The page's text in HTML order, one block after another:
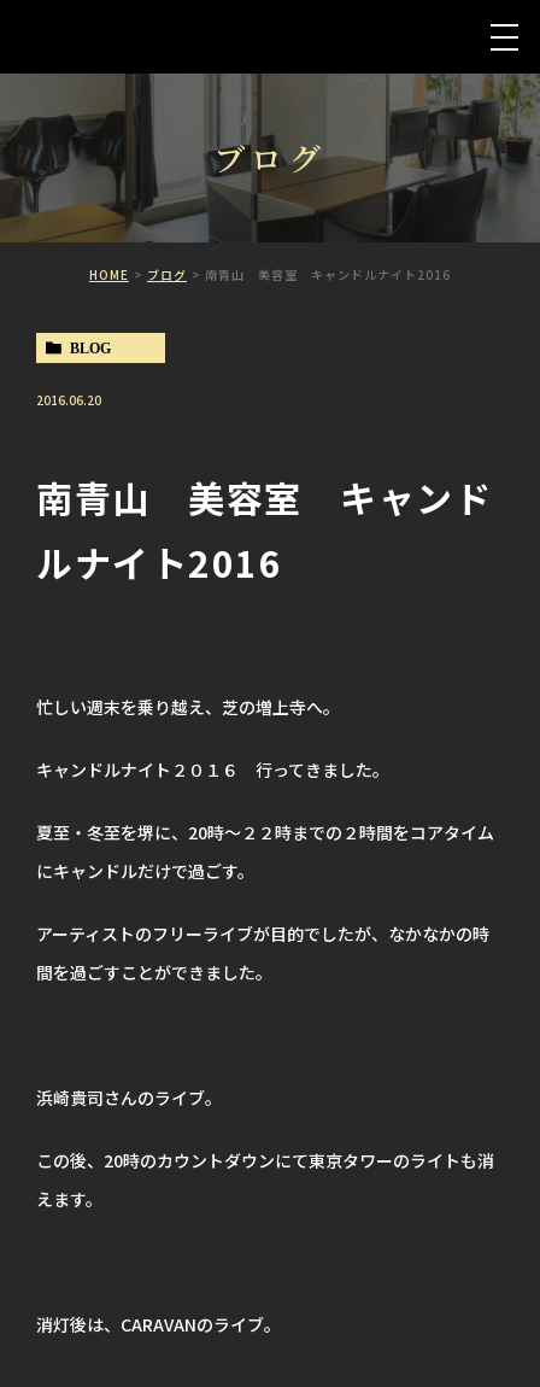
ブログ
HOME ブログ 南青山 美容室 キャンドルナイト2016
BLOG
2016.06.20
南青山 美容室 キャンド
ルナイト2016
忙しい週末を乗り越え、芝の増上寺へ。
キャンドルナイト２０１６ 行ってきました。
夏至・冬至を堺に、20時～２２時までの２時間をコアタイム
にキャンドルだけで過ごす。
アーティストのフリーライブが目的でしたが、なかなかの時
間を過ごすことができました。
浜崎貴司さんのライブ。
この後、20時のカウントダウンにて東京タワーのライトも消
えます。
消灯後は、CARAVANのライブ。